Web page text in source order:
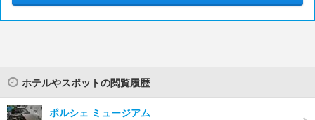
ホテルやスポットの閲覧履歴
ポルシェ ミュージアム